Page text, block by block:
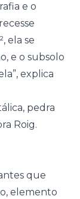
e o
ela se
e o subsolo
explica
que
elemento